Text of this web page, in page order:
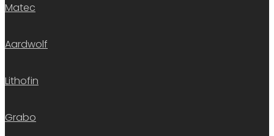
Matec
Aardwolf
Lithofin
Grabo